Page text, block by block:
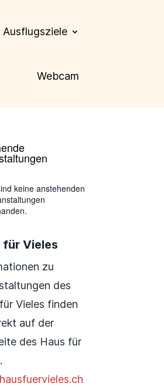
Ausflugsziele
Webcam
keine anstehenden
für Vieles
zu
des
Vieles finden
auf der
des Haus für